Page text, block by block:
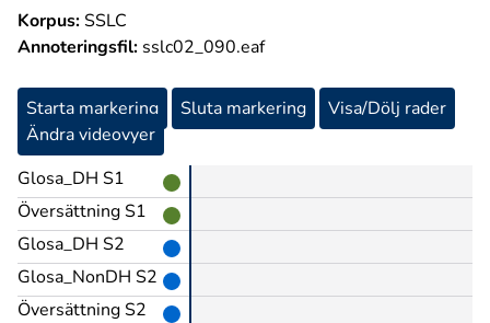
Korpus:SSLC
Annoteringsfil: sslc02_090.eaf
Starta markering Sluta markering
Visa/Dölj rader
Ändra videovyer
Glosa_DH S1
Översättning S1
Glosa_DH S2
Glosa_NonDH S2
Översättning S2